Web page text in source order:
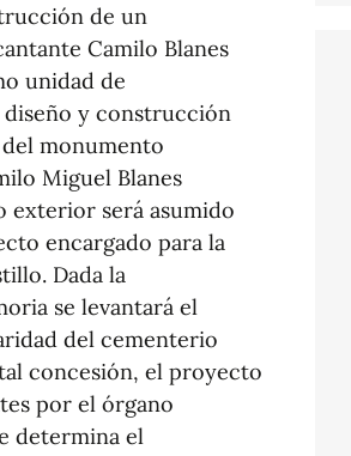
de un
Camilo Blanes
unidad de
y construcción
monumento
Miguel Blanes
exterior será asumido
encargado para la
Dada la
se levantará el
del cementerio
concesión, el proyecto
por el órgano
determina el